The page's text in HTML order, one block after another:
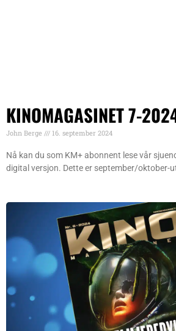
KINOMAGASINET 7-
John Berge 16. september 2024
Nå kan du som KM+ abonnent lese vår
digital versjon. Dette er september/oktober-